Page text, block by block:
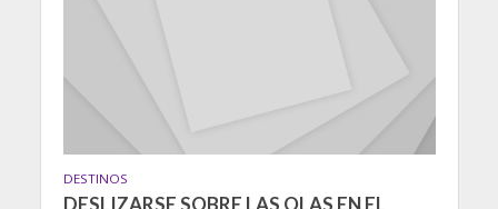
DESTINOS
DESLIZARSE SOBRE LAS OLAS EN EL